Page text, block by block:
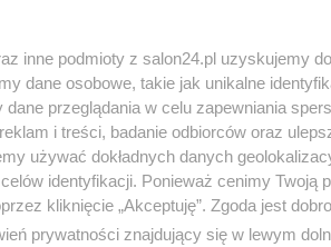
inne podmioty z salon24.pl uzyskujemy
dane osobowe, takie jak unikalne
przeglądania w celu zapewniania
i treści, badanie odbiorców oraz
używać dokładnych danych
identyfikacji. Ponieważ cenimy Twoją
kliknięcie „Akceptuję”. Zgoda jest
prywatności znajdujący się w lewym